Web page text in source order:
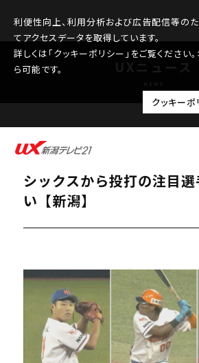
利便性向上、利用分析および広告配信等の
てアクセスデータを取得しています。
詳しくは「クッキーポリシー」をご覧ください
ら可能です。
クッキーポ
2025.10.22
【特集｜プロ野球ドラフト
シックスから投打の注目
い【新潟】